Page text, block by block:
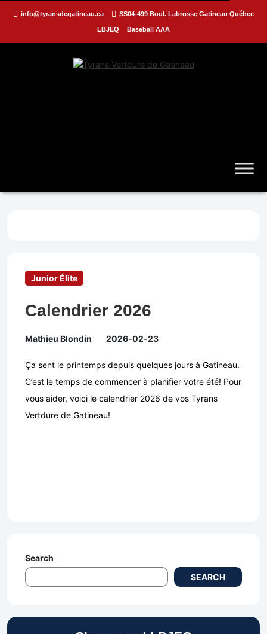
info@tyransdegatineau.ca SS04-499 Boul. Labrosse Gatineau Québec
LBJEQ Baseball AAA
Junior Élite
Calendrier 2026
Mathieu Blondin 2026-02-23
Ça sent le printemps depuis quelques jours à Gatineau.
C’est le temps de commencer à planifier votre été! Pour
vous aider, voici le calendrier 2026 de vos Tyrans
Vertdure de Gatineau!
Search
SEARCH